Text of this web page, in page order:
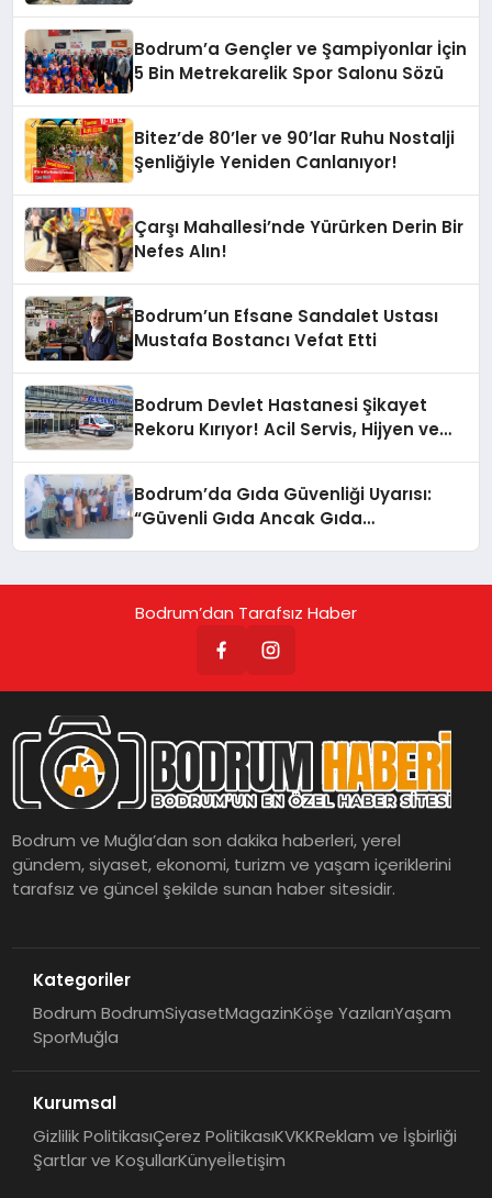
Bodrum’a Gençler ve Şampiyonlar İçin
5 Bin Metrekarelik Spor Salonu Sözü
Bitez’de 80’ler ve 90’lar Ruhu Nostalji
Şenliğiyle Yeniden Canlanıyor!
Çarşı Mahallesi’nde Yürürken Derin Bir
Nefes Alın!
Bodrum’un Efsane Sandalet Ustası
Mustafa Bostancı Vefat Etti
Bodrum Devlet Hastanesi Şikayet
Rekoru Kırıyor! Acil Servis, Hijyen ve
Bodrum’da Gıda Güvenliği Uyarısı:
“Güvenli Gıda Ancak Gıda
Bodrum’dan Tarafsız Haber
Bodrum ve Muğla’dan son dakika haberleri, yerel
gündem, siyaset, ekonomi, turizm ve yaşam içeriklerini
tarafsız ve güncel şekilde sunan haber sitesidir.
Kategoriler
Bodrum BodrumSiyasetMagazinKöşe YazılarıYaşam
SporMuğla
Kurumsal
Gizlilik PolitikasıÇerez PolitikasıKVKKReklam ve İşbirliği
Şartlar ve KoşullarKünyeİletişim